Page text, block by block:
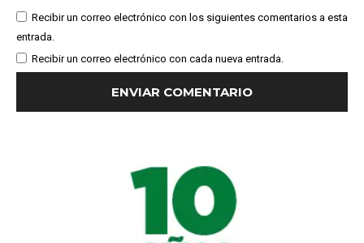
Recibir un correo electrónico con los siguientes comentarios a esta
entrada.
Recibir un correo electrónico con cada nueva entrada.